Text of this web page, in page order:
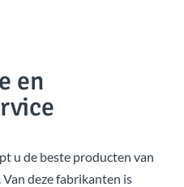
en
u de beste producten van
deze fabrikanten is